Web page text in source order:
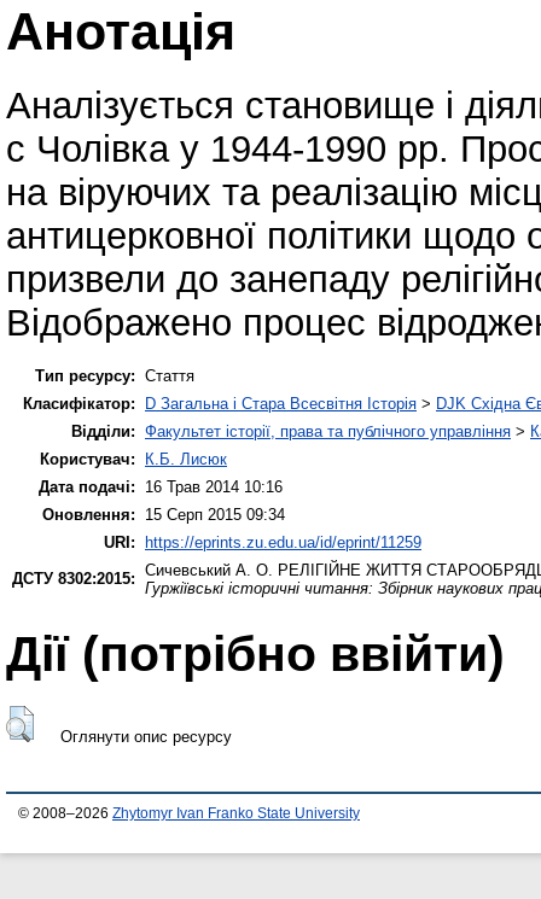
Анотація
Аналізується становище і
с Чолівка у 1944-1990 pp.
на віруючих та реалізацію
антицерковної політики
призвели до занепаду
Відображено процес
Тип ресурсу: Стаття
Класифікатор:
D Загальна і Стара Всесвітня Історія > DJK Східна
Відділи: Факультет історії, права та публічного управління >
Користувач:
К.Б. Лисюк
Дата подачі:
16 Трав 2014 10:16
Оновлення:
15 Серп 2015 09:34
URI: https://eprints.zu.edu.ua/id/eprint/11259
ДСТУ 8302:2015: Сичевський А. О. РЕЛІГІЙНЕ ЖИТТЯ
Гуржіївські історичні читання: Збірник наукових
Дії ​​(потрібно ввійти)
Оглянути опис ресурсу
© 2008–2026 Zhytomyr Ivan Franko State University